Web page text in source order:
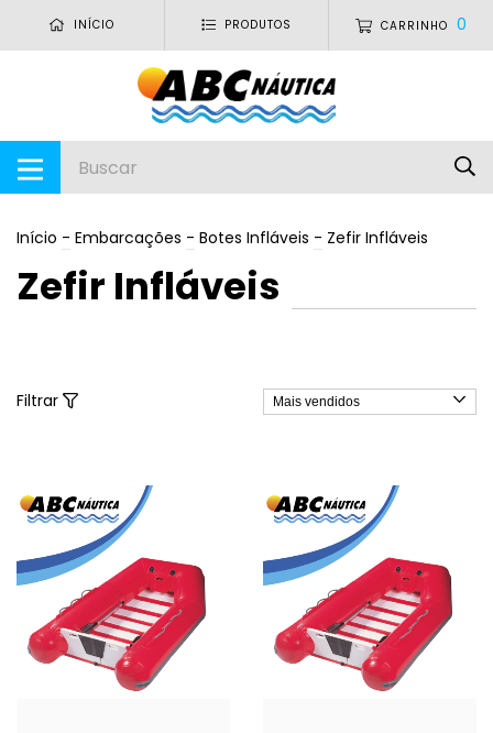
INÍCIO PRODUTOS CARRINHO 0
Início - Embarcações - Botes Infláveis - Zefir Infláveis
Zefir Infláveis
Filtrar